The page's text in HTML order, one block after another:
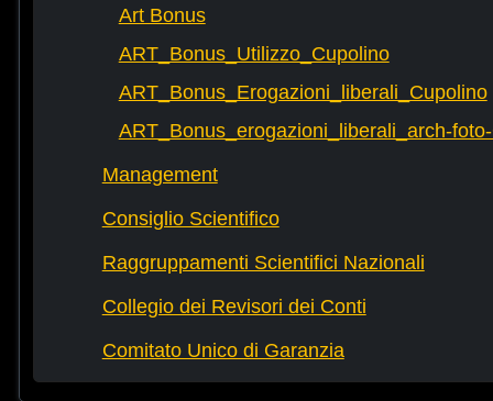
Art Bonus
ART_Bonus_Utilizzo_Cupolino
ART_Bonus_Erogazioni_liberali_Cupolino
ART_Bonus_erogazioni_liberali_arch-
Management
Consiglio Scientifico
Raggruppamenti Scientifici Nazionali
Collegio dei Revisori dei Conti
Comitato Unico di Garanzia